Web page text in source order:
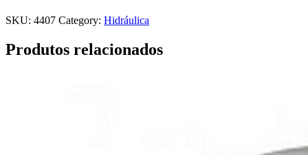
SKU: 4407 Category: Hidráulica
Produtos relacionados